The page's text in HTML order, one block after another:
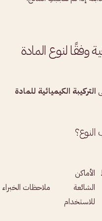
وفقًا لنوع المادة
التركيبة الكيميائية للمادة
الأماكن
الشائعة
للاستخدام
ملاحظات الخبراء